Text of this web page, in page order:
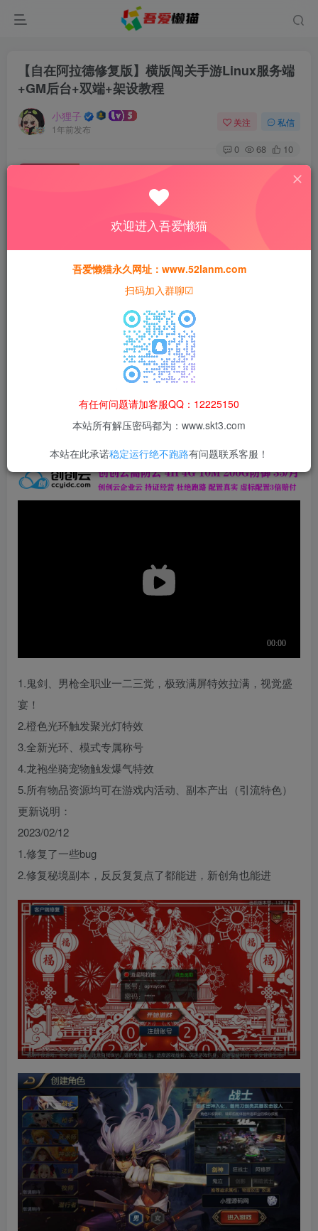
【自在阿拉德修复版】横版闯关手游Linux服务端
+GM后台+双端+架设教程
小狸子
1年前发布
关注 私信
0 68 10
此内容为付费资源，请付费后查看
猫粮30
黄金会员猫粮15 钻石会员 免费
本站所有资源均为网络收集整理而来，仅供学习研究使用，请在下
载后24h内删除，谢谢合作！
本站资源仅用于学习交流，禁止商业运营与违法、侵权
果由使用者自行承担。
1.鬼剑、男枪全职业一二三觉，极致满屏特效拉满，视觉盛
宴！
2.橙色光环触发聚光灯特效
3.全新光环、模式专属称号
4.龙袍坐骑宠物触发爆气特效
5.所有物品资源均可在游戏内活动、副本产出（引流特色）
更新说明：
2023/02/12
1.修复了一些bug
2.修复秘境副本，反反复复点了都能进，新创角也能进
欢迎进入吾爱懒猫
吾爱懒猫永久网址：www.52lanm.com
扫码加入群聊☑
有任何问题请加客服QQ：12225150
本站所有解压密码都为：www.skt3.com
本站在此承诺稳定运行绝不跑路有问题联系客服！